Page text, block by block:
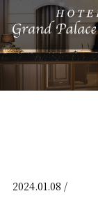
2024.01.08 /